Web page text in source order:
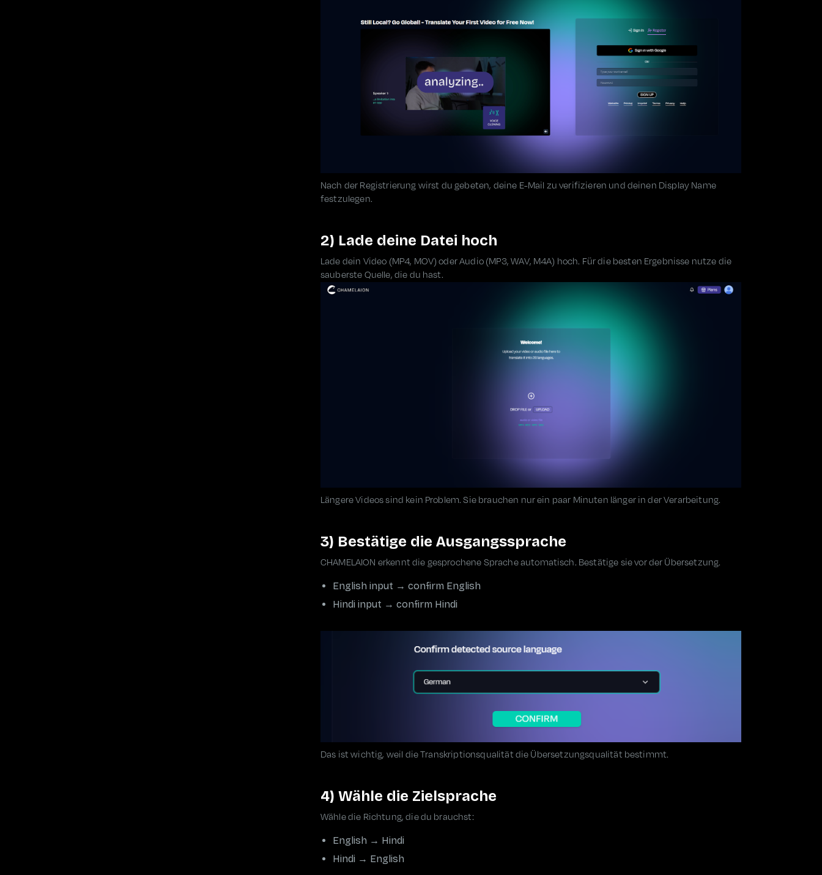
Nach der Registrierung wirst du gebeten, deine E-Mail zu verifizieren und deinen Display Name
festzulegen.
2) Lade deine Datei hoch
Lade dein Video (MP4, MOV) oder Audio (MP3, WAV, M4A) hoch. Für die besten Ergebnisse nutze die
sauberste Quelle, die du hast.
Längere Videos sind kein Problem. Sie brauchen nur ein paar Minuten länger in der Verarbeitung.
3) Bestätige die Ausgangssprache
CHAMELAION erkennt die gesprochene Sprache automatisch. Bestätige sie vor der Übersetzung.
English input → confirm English
Hindi input → confirm Hindi
Das ist wichtig, weil die Transkriptionsqualität die Übersetzungsqualität bestimmt.
4) Wähle die Zielsprache
Wähle die Richtung, die du brauchst:
English → Hindi
Hindi → English